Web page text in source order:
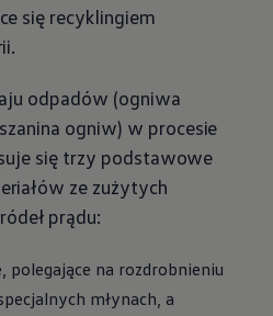
się recyklingiem
odpadów (ogniwa
ogniw) w procesie
się trzy podstawowe
ze zużytych
prądu:
polegające na rozdrobnieniu
młynach, a